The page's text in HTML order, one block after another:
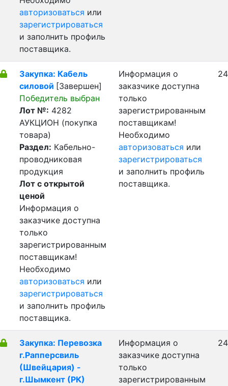
авторизоваться или
зарегистрироваться
и заполнить профиль
поставщика.
Закупка: Кабель
силовой [Завершен]
Победитель выбран
Лот №: 4282
АУКЦИОН (покупка
товара)
Раздел: Кабельно-
проводниковая
продукция
Лот с открытой
ценой
Информация о
заказчике доступна
только
зарегистрированным
поставщикам!
Необходимо
авторизоваться или
зарегистрироваться
и заполнить профиль
поставщика.
Информация о
заказчике доступна
только
зарегистрированным
поставщикам!
Необходимо
авторизоваться или
зарегистрироваться
и заполнить профиль
поставщика.
Закупка: Перевозка
г.Рапперсвиль
(Швейцария) -
г.Шымкент (РК)
Информация о
заказчике доступна
только
зарегистрированным